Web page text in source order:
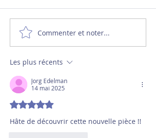
Commenter et noter...
Les plus récents
Jorg Edelman
14 mai 2025
Noté 5 étoiles sur 5.
Hâte de découvrir cette nouvelle pièce !!